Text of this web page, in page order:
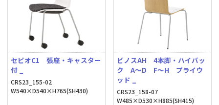
セピオC1 張座・キャスター
付 _
CRS23_155-02
W540×D540×H765(SH430)
ピノスAH 4本脚・ハイバッ
ク A～D F～H プライウ
ッド _
CRS23_158-07
W485×D530×H885(SH415)